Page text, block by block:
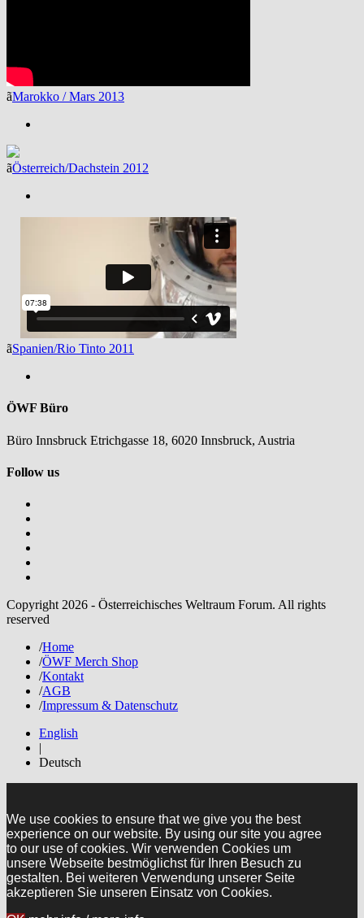
ãMarokko / Mars 2013
ãÖsterreich/Dachstein 2012
ãSpanien/Rio Tinto 2011
ÖWF Büro
Büro Innsbruck Etrichgasse 18, 6020 Innsbruck, Austria
Follow us
Copyright 2026 - Österreichisches Weltraum Forum. All rights
reserved
/Home
/ÖWF Merch Shop
/Kontakt
/AGB
/Impressum & Datenschutz
English
|
Deutsch
We use cookies to ensure that we give you the best
experience on our website. By using our site you agree
to our use of cookies. Wir verwenden Cookies um
unsere Webseite bestmöglichst für Ihren Besuch zu
gestalten. Bei weiteren Verwendung unserer Seite
akzeptieren Sie unseren Einsatz von Cookies.